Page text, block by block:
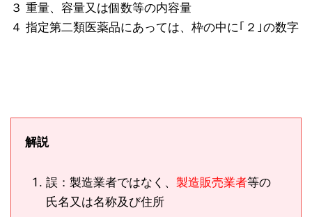
３ 重量、容量又は個数等の内容量
４ 指定第二類医薬品にあっては、枠の中に｢２｣の数字
解説
誤：製造業者ではなく、 製造販売業者等の
氏名又は名称及び住所